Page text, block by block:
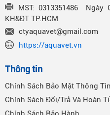
MST: 0313351486
KH&ĐT TP.HCM
ctyaquavet@gmail.com
https://aquavet.vn
Thông tin
Chính Sách Bảo Mật Thông Tin
Chính Sách Đổi/Trả Và Hoàn